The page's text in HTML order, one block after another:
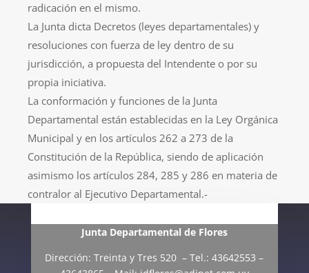
radicación en el mismo.
La Junta dicta Decretos (leyes departamentales) y
resoluciones con fuerza de ley dentro de su
jurisdicción, a propuesta del Intendente o por su
propia iniciativa.
La conformación y funciones de la Junta
Departamental están establecidas en la Ley Orgánica
Municipal y en los artículos 262 a 273 de la
Constitución de la República, siendo de aplicación
asimismo los artículos 284, 285 y 286 en materia de
contralor al Ejecutivo Departamental.-
Junta Departamental de Flores
Dirección: Treinta y Tres 520 – Tel.: 43642553 –